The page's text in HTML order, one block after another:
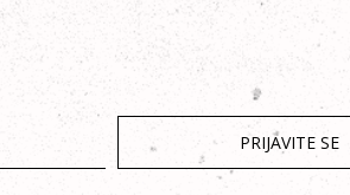
PRIJAVITE SE